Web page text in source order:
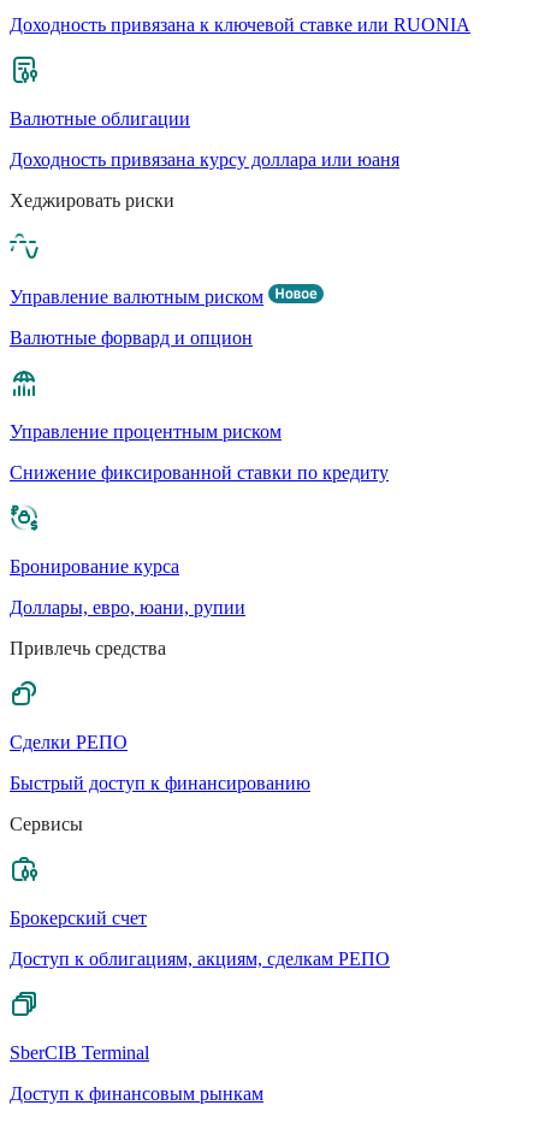
Доходность привязана к ключевой ставке или RUONIA
Валютные облигации
Доходность привязана курсу доллара или юаня
Хеджировать риски
Управление валютным риском
Валютные форвард и опцион
Управление процентным риском
Cнижение фиксированной ставки по кредиту
Бронирование курса
Доллары, евро, юани, рупии
Привлечь средства
Сделки РЕПО
Быстрый доступ к финансированию
Сервисы
Брокерский счет
Доступ к облигациям, акциям, сделкам РЕПО
SberCIB Terminal
Доступ к финансовым рынкам